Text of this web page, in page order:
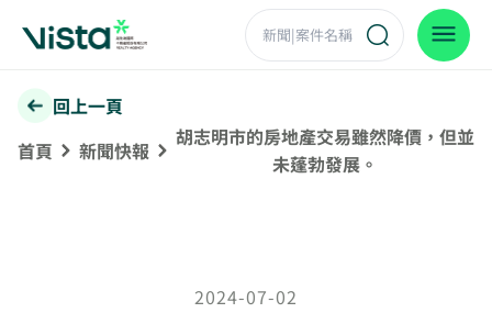
回上一頁
首頁
新聞快報
胡志明市的房地產交易雖然降價，但並
未蓬勃發展。
2024-07-02